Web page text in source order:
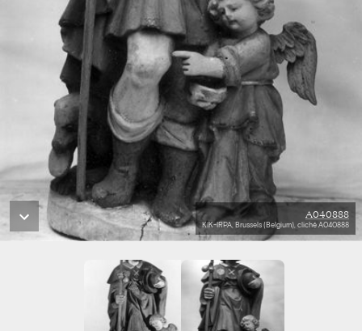
A040888
KIK-IRPA, Brussels (Belgium), cliché A040888